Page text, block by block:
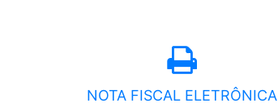
NOTA FISCAL ELETRÔNICA